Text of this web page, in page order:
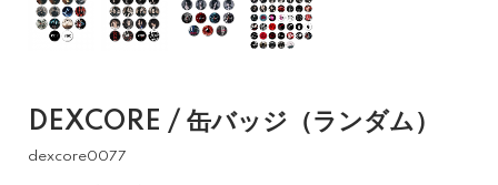
DEXCORE / 缶バッジ（ランダム）
dexcore0077